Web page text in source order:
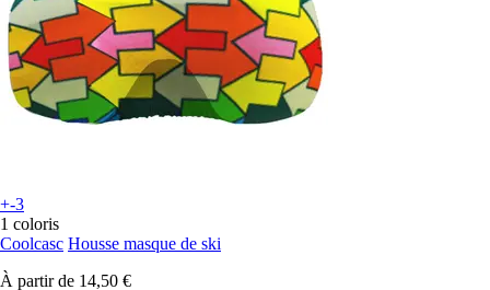
+-3
1 coloris
Coolcasc Housse masque de ski
À partir de 14,50 €